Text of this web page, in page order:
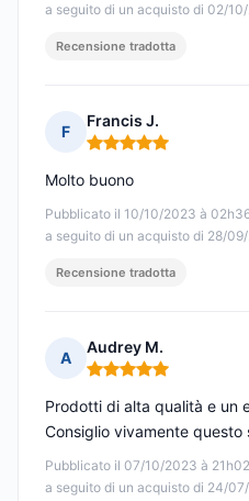
a seguito di un acquisto di 02/
Recensione tradotta
F
Francis J.
Nota: 5 su 5
Pubblicato il 10/10/2023 à
a seguito di un acquisto di 28/
Molto buono
Recensione tradotta
A
Audrey M.
Nota: 5 su 5
Pubblicato il 07/10/2023 à 21h02
a seguito di un acquisto di 24/
Prodotti di alta qualità e un
Consiglio vivamente questo